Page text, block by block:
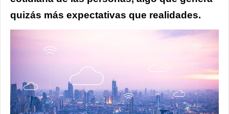
quizás más expectativas que realidades.